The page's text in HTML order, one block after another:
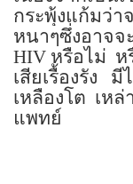
กระพุ้งแก้มว่า
หนาๆซึ่งอาจจ
HIV หรือไม่ ห
เสียเรื้องรัง
มี
เหลืองโต เหล่
แพทย์